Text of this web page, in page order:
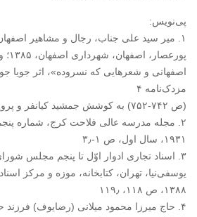
پی‌نویس:
۱‏. میر سید علی جناب، رجال و مشاهیر
اصفهانی و شعرهایی که نسروده»، اثر جویا
مزدک‌نامه ۴ ‏
‏(ص ۷۴۲-۷۵۲) به کوشش جمشید کیانفر و پروین استخری، تهران، ۱۳۹۰٫‏
۱۹۳۱، سال اول، ص ۱-۳٫‏
۳‏. اسناد تجاری ادوار اوّل تا پنجم مجلس
یوسفی‌نیا، تهران، کتابخانه، موزه و مرکز
۱۳۸۸، ص ۱۱۸، ۱۱۹٫‏
۴‏. حاج میرزا محمود میلانی (رضایوف) فرزند